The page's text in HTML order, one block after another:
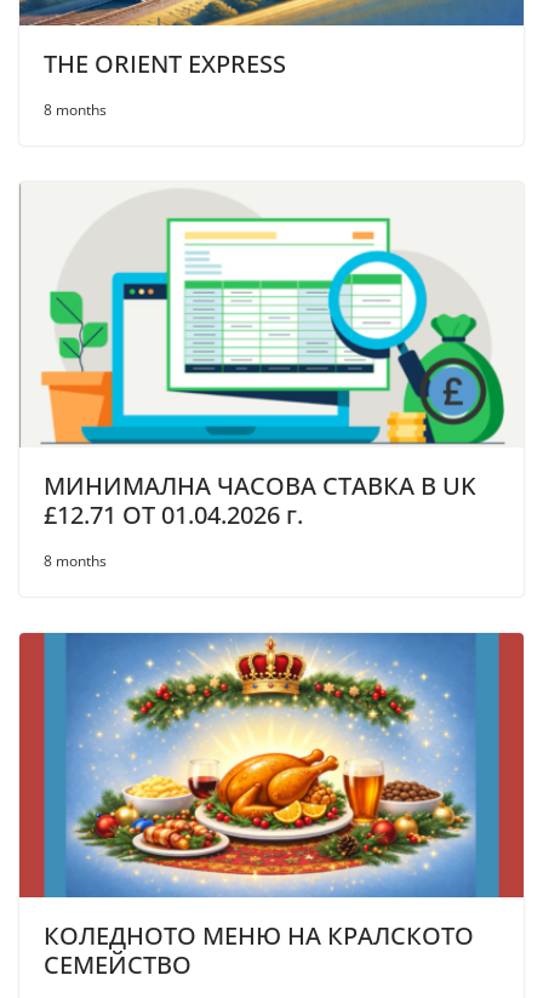
THE ORIENT EXPRESS
8 months
МИНИМАЛНА ЧАСОВА СТАВКА В UK
£12.71 OT 01.04.2026 г.
8 months
КОЛЕДНОТО МЕНЮ НА КРАЛСКОТО
СЕМЕЙСТВО